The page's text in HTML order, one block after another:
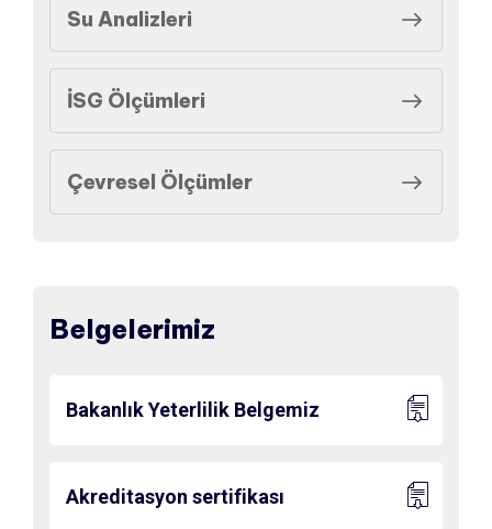
Su Analizleri
İSG Ölçümleri
Çevresel Ölçümler
Belgelerimiz
Bakanlık Yeterlilik Belgemiz
Akreditasyon sertifikası